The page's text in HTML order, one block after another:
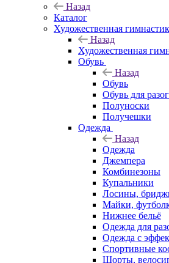
Назад
Каталог
Художественная
Назад
Художественная
Обувь
Назад
Обувь
Обувь для
Полуноски
Получешки
Одежда
Назад
Одежда
Джемпера
Комбинезоны
Купальники
Лосины,
Майки,
Нижнее бельё
Одежда для
Одежда с
Спортивные
Шорты,